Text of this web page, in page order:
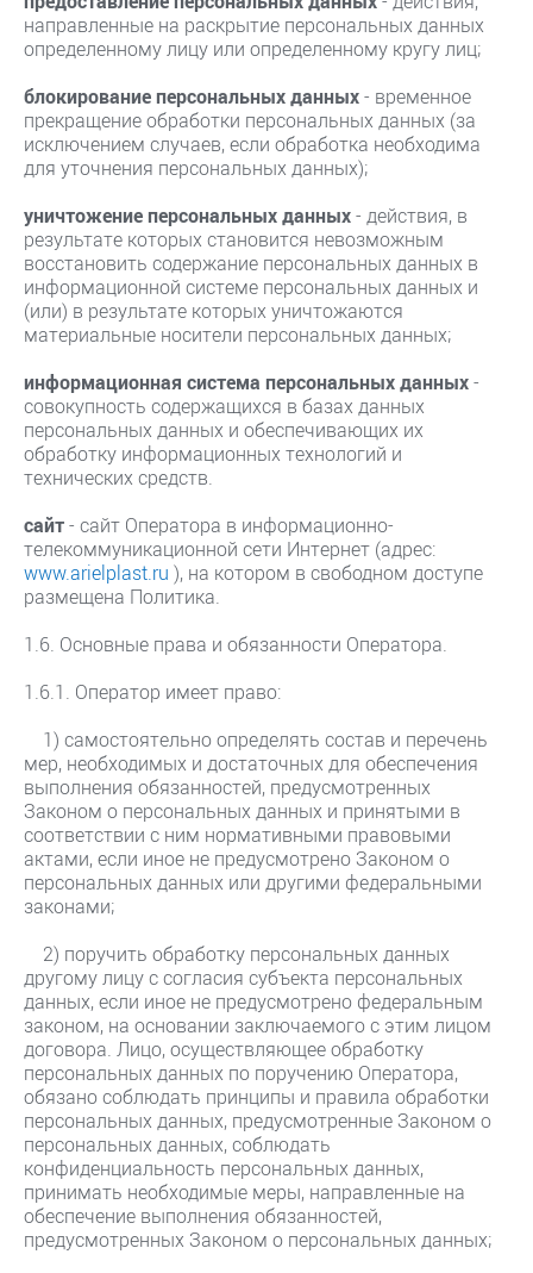
направленные на раскрытие персональных данных
определенному лицу или определенному кругу лиц;
блокирование персональных данных- временное
прекращение обработки персональных данных (за
исключением случаев, если обработка необходима
для уточнения персональных данных);
уничтожение персональных данных- действия, в
результате которых становится невозможным
восстановить содержание персональных данных в
информационной системе персональных данных и
(или) в результате которых уничтожаются
материальные носители персональных данных;
информационная система персональных данных-
совокупность содержащихся в базах данных
персональных данных и обеспечивающих их
обработку информационных технологий и
технических средств.
сайт- сайт Оператора в информационно-
телекоммуникационной сети Интернет (адрес:
www.arielplast.ru ), на котором в свободном доступе
размещена Политика.
1.6. Основные права и обязанности Оператора.
1.6.1. Оператор имеет право:
1) самостоятельно определять состав и перечень
мер, необходимых и достаточных для обеспечения
выполнения обязанностей, предусмотренных
Законом о персональных данных и принятыми в
соответствии с ним нормативными правовыми
актами, если иное не предусмотрено Законом о
персональных данных или другими федеральными
законами;
2) поручить обработку персональных данных
другому лицу с согласия субъекта персональных
данных, если иное не предусмотрено федеральным
законом, на основании заключаемого с этим лицом
договора. Лицо, осуществляющее обработку
персональных данных по поручению Оператора,
обязано соблюдать принципы и правила обработки
персональных данных, предусмотренные Законом о
персональных данных, соблюдать
конфиденциальность персональных данных,
принимать необходимые меры, направленные на
обеспечение выполнения обязанностей,
предусмотренных Законом о персональных данных;